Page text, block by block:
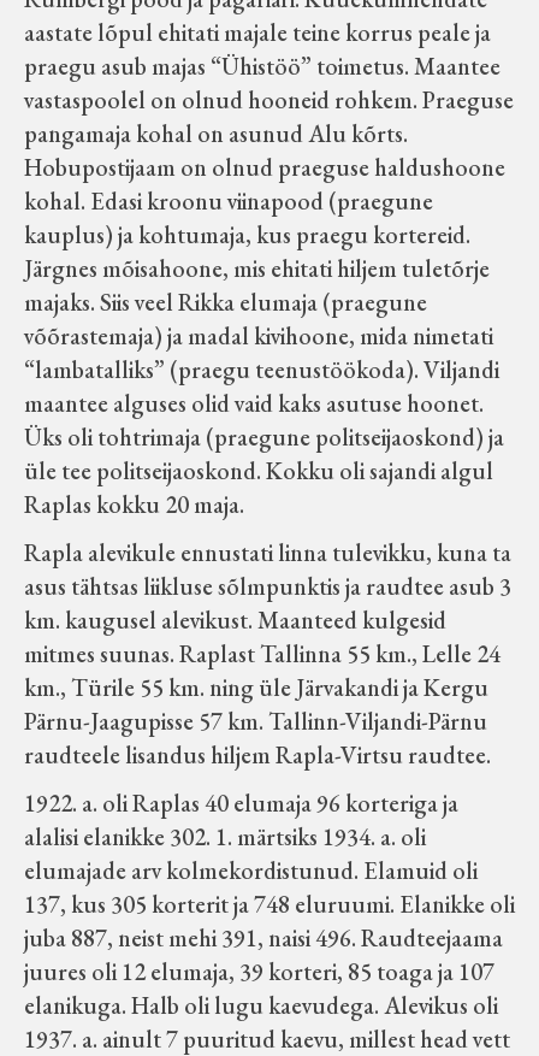
Koduleht on teoks saanud tänu Sillaotsa
Muuseumisõprade Seltsingu, Kohaliku
Omaalgatuse Programmi ja Märjamaa
Vallavalitsuse abile.
aastate lõpul ehitati majale teine korrus peale ja
praegu asub majas “Ühistöö” toimetus. Maantee
vastaspoolel on olnud hooneid rohkem. Praeguse
pangamaja kohal on asunud Alu kõrts.
Hobupostijaam on olnud praeguse haldushoone
kohal. Edasi kroonu viinapood (praegune
kauplus) ja kohtumaja, kus praegu kortereid.
Järgnes mõisahoone, mis ehitati hiljem tuletõrje
majaks. Siis veel Rikka elumaja (praegune
võõrastemaja) ja madal kivihoone, mida nimetati
“lambatalliks” (praegu teenustöökoda). Viljandi
maantee alguses olid vaid kaks asutuse hoonet.
Üks oli tohtrimaja (praegune politseijaoskond) ja
üle tee politseijaoskond. Kokku oli sajandi algul
Raplas kokku 20 maja.
Rapla alevikule ennustati linna tulevikku, kuna ta
asus tähtsas liikluse sõlmpunktis ja raudtee asub 3
km. kaugusel alevikust. Maanteed kulgesid
mitmes suunas. Raplast Tallinna 55 km., Lelle 24
km., Türile 55 km. ning üle Järvakandi ja Kergu
Pärnu-Jaagupisse 57 km. Tallinn-Viljandi-Pärnu
raudteele lisandus hiljem Rapla-Virtsu raudtee.
1922. a. oli Raplas 40 elumaja 96 korteriga ja
alalisi elanikke 302. 1. märtsiks 1934. a. oli
elumajade arv kolmekordistunud. Elamuid oli
137, kus 305 korterit ja 748 eluruumi. Elanikke oli
juba 887, neist mehi 391, naisi 496. Raudteejaama
juures oli 12 elumaja, 39 korteri, 85 toaga ja 107
elanikuga. Halb oli lugu kaevudega. Alevikus oli
1937. a. ainult 7 puuritud kaevu, millest head vett